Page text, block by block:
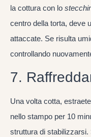
la cottura con lo
centro della torta, deve
attaccate. Se risulta
controllando
7.
Una volta cotta,
nello stampo per 10
struttura di